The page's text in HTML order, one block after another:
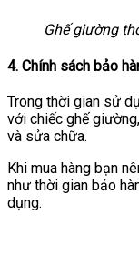
Ghế giường
4. Chính sách bảo
Trong thời gian sử
với chiếc ghế
và sửa chữa.
Khi mua hàng bạn
như thời gian bảo
dụng.